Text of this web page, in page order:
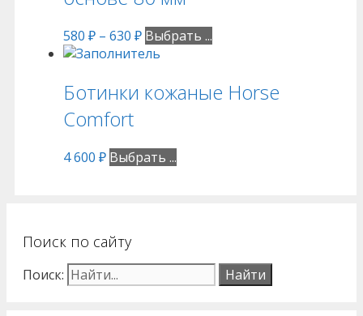
580 ₽ – 630 ₽ Выбрать ...
Ботинки кожаные Horse
Comfort
4 600 ₽ Выбрать ...
Поиск по сайту
Поиск: